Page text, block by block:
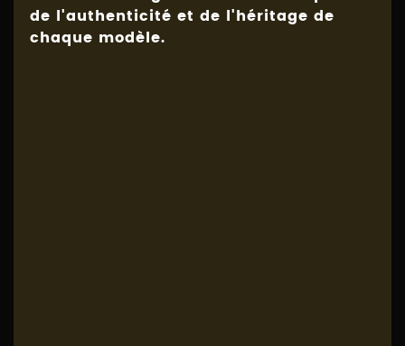
de l'authenticité et de l'héritage de
chaque modèle.